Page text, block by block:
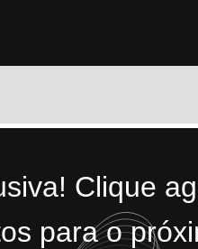
Clique
para o